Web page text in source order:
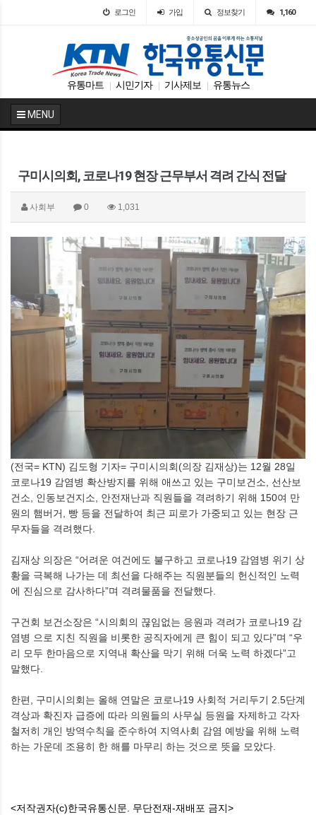
로그인 가입 정보찾기 1,160
유통마트 시민기자 기사제보 유통뉴스
MENU
구미시의회, 코로나19 현장 근무부서 격려 간식 전달
사회부 0 1,031
(전국= KTN) 김도형 기자= 구미시의회(의장 김재상)는 12월 28일
코로나19 감염병 확산방지를 위해 애쓰고 있는 구미보건소, 선산보
건소, 인동보건지소, 안전재난과 직원들을 격려하기 위해 150여 만
원의 햄버거, 빵 등을 전달하여 최근 피로가 가중되고 있는 현장 근
무자들을 격려했다.
김재상 의장은 “어려운 여건에도 불구하고 코로나19 감염병 위기 상
황을 극복해 나가는 데 최선을 다해주는 직원분들의 헌신적인 노력
에 진심으로 감사하다”며 격려물품을 전달했다.
구건회 보건소장은 “시의회의 끊임없는 응원과 격려가 코로나19 감
염병 으로 지친 직원을 비롯한 공직자에게 큰 힘이 되고 있다”며 “우
리 모두 한마음으로 지역내 확산을 막기 위해 더욱 노력 하겠다”고
말했다.
한편, 구미시의회는 올해 연말은 코로나19 사회적 거리두기 2.5단계
격상과 확진자 급증에 따라 의원들의 사무실 등원을 자제하고 각자
철저히 개인 방역수칙을 준수하여 지역사회 감염 예방을 위해 노력
하는 가운데 조용히 한 해를 마무리 하는 것으로 뜻을 모았다.
<저작권자(c)한국유통신문. 무단전재-재배포 금지>